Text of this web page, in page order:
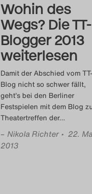
Wohin des
Wegs? Die TT-
Blogger 2013
weiterlesen
Damit der Abschied vom TT-
Blog nicht so schwer fällt,
geht’s bei den Berliner
Festspielen mit dem Blog
Theatertreffen der…
– Nikola Richter • 22.
2013